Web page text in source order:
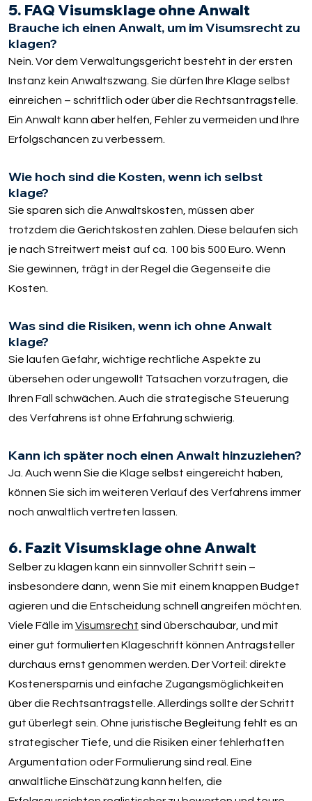
5. FAQ Visumsklage ohne Anwalt
Brauche ich einen Anwalt, um im Visumsrecht zu
klagen?
Nein. Vor dem Verwaltungsgericht besteht in der ersten
Instanz kein Anwaltszwang. Sie dürfen Ihre Klage selbst
einreichen – schriftlich oder über die Rechtsantragstelle.
Ein Anwalt kann aber helfen, Fehler zu vermeiden und Ihre
Erfolgschancen zu verbessern.
Wie hoch sind die Kosten, wenn ich selbst
klage?
Sie sparen sich die Anwaltskosten, müssen aber
trotzdem die Gerichtskosten zahlen. Diese belaufen sich
je nach Streitwert meist auf ca. 100 bis 500 Euro. Wenn
Sie gewinnen, trägt in der Regel die Gegenseite die
Kosten.
Was sind die Risiken, wenn ich ohne Anwalt
klage?
Sie laufen Gefahr, wichtige rechtliche Aspekte zu
übersehen oder ungewollt Tatsachen vorzutragen, die
Ihren Fall schwächen. Auch die strategische Steuerung
des Verfahrens ist ohne Erfahrung schwierig.
Kann ich später noch einen Anwalt hinzuziehen?
Ja. Auch wenn Sie die Klage selbst eingereicht haben,
können Sie sich im weiteren Verlauf des Verfahrens immer
noch anwaltlich vertreten lassen.
6. Fazit Visumsklage ohne Anwalt
Selber zu klagen kann ein sinnvoller Schritt sein –
insbesondere dann, wenn Sie mit einem knappen Budget
agieren und die Entscheidung schnell angreifen möchten.
Viele Fälle im Visumsrecht sind überschaubar, und mit
einer gut formulierten Klageschrift können Antragsteller
durchaus ernst genommen werden. Der Vorteil: direkte
Kostenersparnis und einfache Zugangsmöglichkeiten
über die Rechtsantragstelle. Allerdings sollte der Schritt
gut überlegt sein. Ohne juristische Begleitung fehlt es an
strategischer Tiefe, und die Risiken einer fehlerhaften
Argumentation oder Formulierung sind real. Eine
anwaltliche Einschätzung kann helfen, die